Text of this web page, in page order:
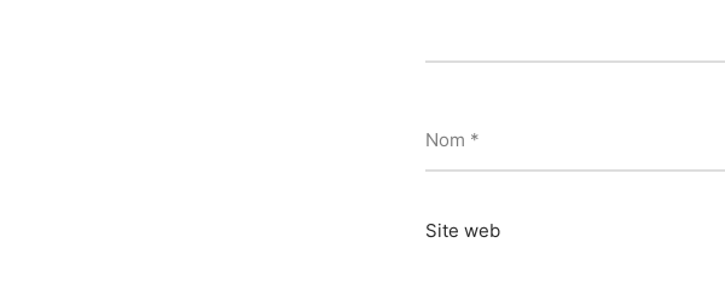
Nom *
Site web